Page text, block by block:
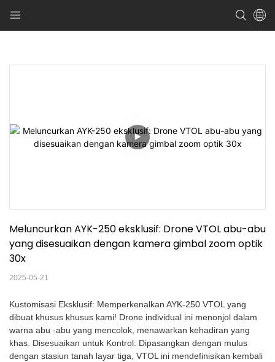
Meluncurkan AYK-250 eksklusif: Drone VTOL abu-abu
yang disesuaikan dengan kamera gimbal zoom optik
30x
2025-05-21
Kustomisasi Eksklusif: Memperkenalkan AYK-250 VTOL yang
dibuat khusus khusus kami! Drone individual ini menonjol dalam
warna abu -abu yang mencolok, menawarkan kehadiran yang
khas. Disesuaikan untuk Kontrol: Dipasangkan dengan mulus
dengan stasiun tanah layar tiga, VTOL ini mendefinisikan kembali